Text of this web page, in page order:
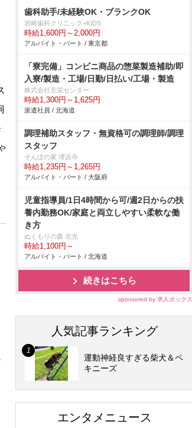
歯科助手/未経験OK・ブランクOK
崎歯科クリニック+KIDS
時給1,600円～2,000円
アルバイト・パート / 東京都
「寮完備」コンビニ商品の惣菜製造補助/即
入寮/製造・工場/日勤/日払い/工場・製造
株式会社京栄センター
時給1,300円～1,625円
派遣社員 / 北海道
調理補助スタッフ・無資格可の調理師/調理
スタッフ
そんぽの家 堺浜寺
時給1,235円～1,265円
アルバイト・パート / 大阪府
児童指導員/1日4時間から可/週2日からの扶
養内勤務OK/家庭と両立しやすい柔軟な働
き方
ぬくもりの森 北光
時給1,100円～
アルバイト・パート / 北海道
続きはこちら
sponsored by 求人ボックス
人気記事ランキング
運動神経良すぎる柴犬＆ペ
キニーズ
エンタメニュース